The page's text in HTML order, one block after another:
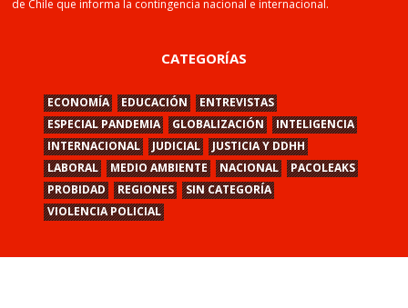
de Chile que informa la contingencia nacional e internacional.
CATEGORÍAS
ECONOMÍA EDUCACIÓN
ENTREVISTAS
ESPECIAL PANDEMIA
GLOBALIZACIÓN
INTELIGENCIA
INTERNACIONAL
JUDICIAL
JUSTICIA Y DDHH
LABORAL
MEDIO AMBIENTE NACIONAL
PACOLEAKS
PROBIDAD
REGIONES
SIN CATEGORÍA
VIOLENCIA POLICIAL